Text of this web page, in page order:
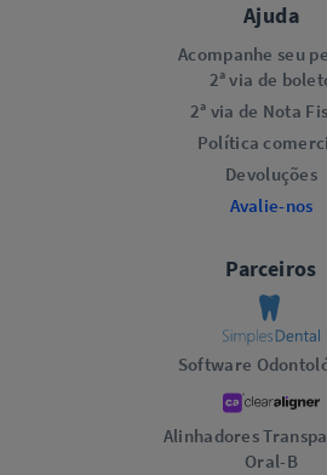
Ajuda
Acompanhe seu
2ª via de
2ª via de Nota
Política
Devoluções
Avalie-nos
Parceiros
Software
Alinhadores
Oral-B